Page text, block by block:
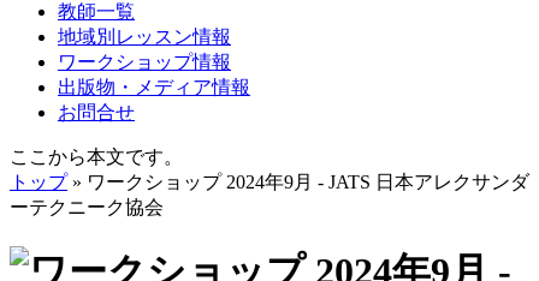
教師一覧
地域別レッスン情報
ワークショップ情報
出版物・メディア情報
お問合せ
ここから本文です。
トップ» ワークショップ 2024年9月 - JATS 日本アレクサンダ
ーテクニーク協会